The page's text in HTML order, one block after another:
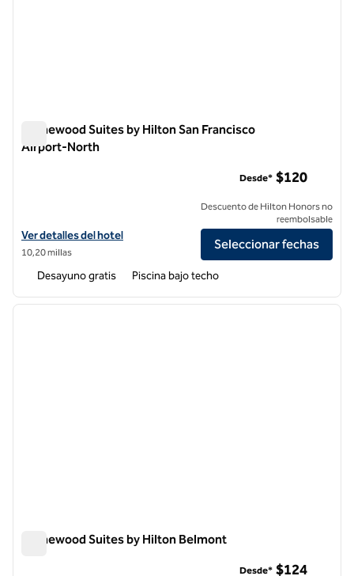
Homewood Suites by Hilton San Francisco
Airport-North
Ver detalles del hotel Homewood Suites by Hilton San Francisco
Ver detalles del hotel
10,20 millas
Desde* $120
Descuento de Hilton Honors no
reembolsable
Seleccionar fechas
Desayuno gratis Piscina bajo techo
1 de 12
Homewood Suites by Hilton Belmont
Desde* $124